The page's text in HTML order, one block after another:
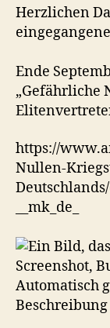
Herzlichen
Ende
„Gefährliche
https://
Nullen-
__mk_de_